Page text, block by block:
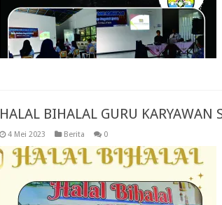
HALAL BIHALAL GURU KARYAWAN
4 Mei 2023 Berita 0